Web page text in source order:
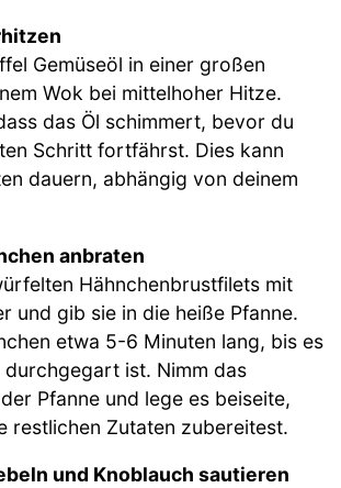
Gemüseöl in einer großen
Wok bei mittelhoher Hitze.
das Öl schimmert, bevor du
Schritt fortfährst. Dies kann
dauern, abhängig von deinem
anbraten
Hähnchenbrustfilets mit
und gib sie in die heiße Pfanne.
etwa 5-6 Minuten lang, bis es
ist. Nimm das
Pfanne und lege es beiseite,
restlichen Zutaten zubereitest.
und Knoblauch sautieren